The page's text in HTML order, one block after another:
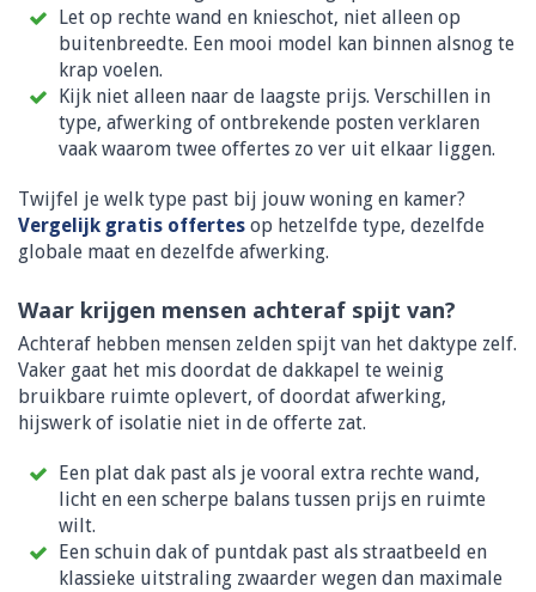
Let op rechte wand en knieschot, niet alleen op
buitenbreedte. Een mooi model kan binnen alsnog te
krap voelen.
Kijk niet alleen naar de laagste prijs. Verschillen in
type, afwerking of ontbrekende posten verklaren
vaak waarom twee offertes zo ver uit elkaar liggen.
Twijfel je welk type past bij jouw woning en kamer?
Vergelijk gratis offertes op hetzelfde type, dezelfde
globale maat en dezelfde afwerking.
Waar krijgen mensen achteraf spijt van?
Achteraf hebben mensen zelden spijt van het daktype zelf.
Vaker gaat het mis doordat de dakkapel te weinig
bruikbare ruimte oplevert, of doordat afwerking,
hijswerk of isolatie niet in de offerte zat.
Een plat dak past als je vooral extra rechte wand,
licht en een scherpe balans tussen prijs en ruimte
wilt.
Een schuin dak of puntdak past als straatbeeld en
klassieke uitstraling zwaarder wegen dan maximale